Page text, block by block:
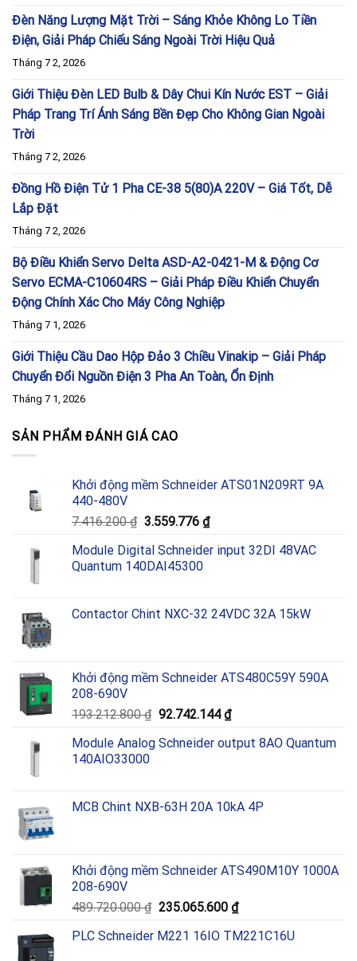
Đèn Năng Lượng Mặt Trời – Sáng Khỏe Không Lo Tiền
Điện, Giải Pháp Chiếu Sáng Ngoài Trời Hiệu Quả
Tháng 7 2, 2026
Giới Thiệu Đèn LED Bulb & Dây Chui Kín Nước EST – Giải
Pháp Trang Trí Ánh Sáng Bền Đẹp Cho Không Gian Ngoài
Trời
Tháng 7 2, 2026
Đồng Hồ Điện Tử 1 Pha CE-38 5(80)A 220V – Giá Tốt, Dễ
Lắp Đặt
Tháng 7 2, 2026
Bộ Điều Khiển Servo Delta ASD-A2-0421-M & Động Cơ
Servo ECMA-C10604RS – Giải Pháp Điều Khiển Chuyển
Động Chính Xác Cho Máy Công Nghiệp
Tháng 7 1, 2026
Giới Thiệu Cầu Dao Hộp Đảo 3 Chiều Vinakip – Giải Pháp
Chuyển Đổi Nguồn Điện 3 Pha An Toàn, Ổn Định
Tháng 7 1, 2026
SẢN PHẨM ĐÁNH GIÁ CAO
Khởi động mềm Schneider ATS01N209RT 9A
440-480V
7.416.200₫ Giá
là:
7.416.200 ₫.
3.559.776 ₫Giá
tại
Module Digital Schneider input 32DI 48VAC
Quantum 140DAI45300
Contactor Chint NXC-32 24VDC 32A 15kW
Khởi động mềm Schneider ATS480C59Y 590A
208-690V
193.212.800₫ Giá
là:
92.742.144₫Giá
tại
Module Analog Schneider output 8AO Quantum
140AIO33000
MCB Chint NXB-63H 20A 10kA 4P
Khởi động mềm Schneider ATS490M10Y 1000A
208-690V
489.720.000₫ Giá
là:
235.065.600 ₫Giá
tại
PLC Schneider M221 16IO TM221C16U